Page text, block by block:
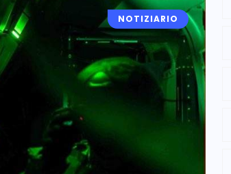
NOTIZIARIO